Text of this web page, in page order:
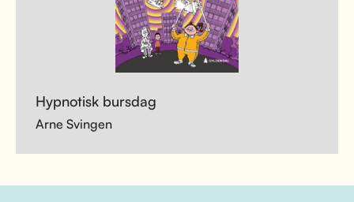
Hypnotisk bursdag
Arne Svingen